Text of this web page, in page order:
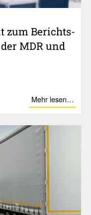
zum Berichts­
MDR und
Mehr lesen…